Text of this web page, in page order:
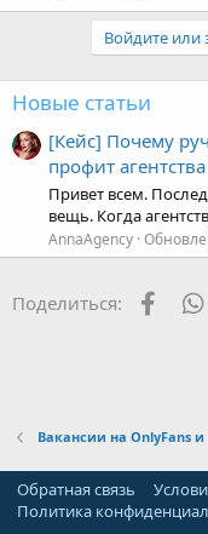
Войдите или
Новые статьи
[Кейс] Почему
профит
Привет всем.
вещь. Когда
AnnaAgency
Поделиться:
Вакансии на OnlyFans
Обратная связь
Политика